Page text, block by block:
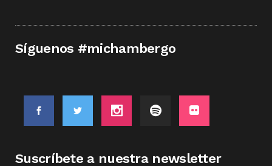
Síguenos #michambergo
Suscríbete a nuestra newsletter